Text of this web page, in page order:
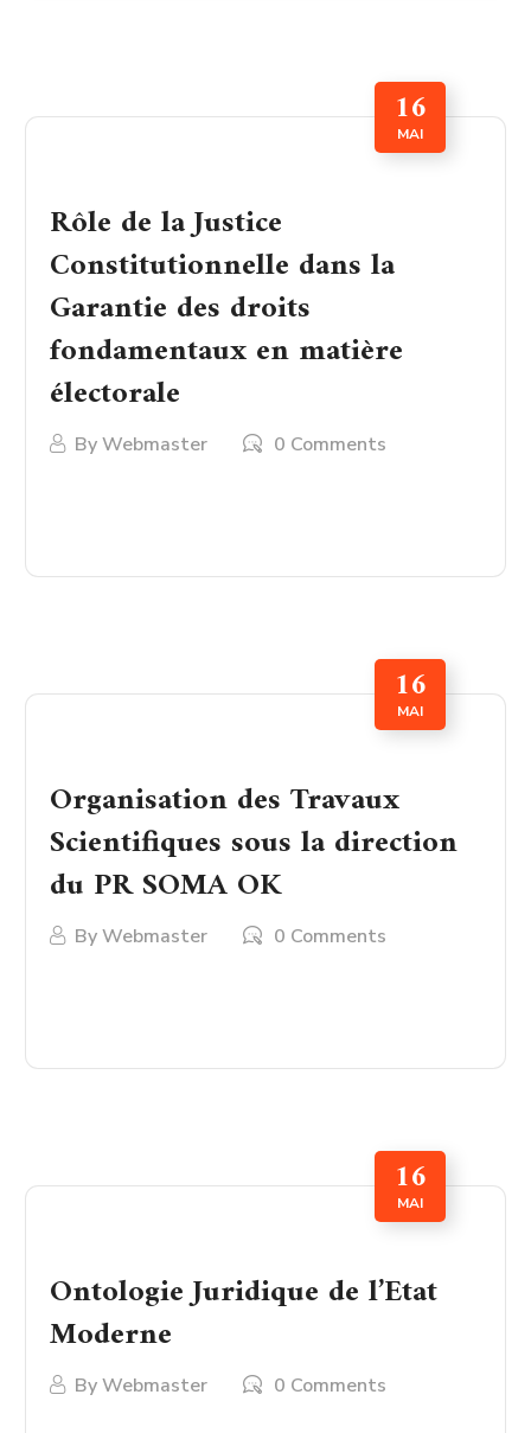
16
MAI
Rôle de la Justice
Constitutionnelle dans la
Garantie des droits
fondamentaux en matière
électorale
ByWebmaster 0 Comments
16
MAI
Organisation des Travaux
Scientifiques sous la direction
du PR SOMA OK
ByWebmaster 0 Comments
16
MAI
Ontologie Juridique de l’Etat
Moderne
ByWebmaster 0 Comments